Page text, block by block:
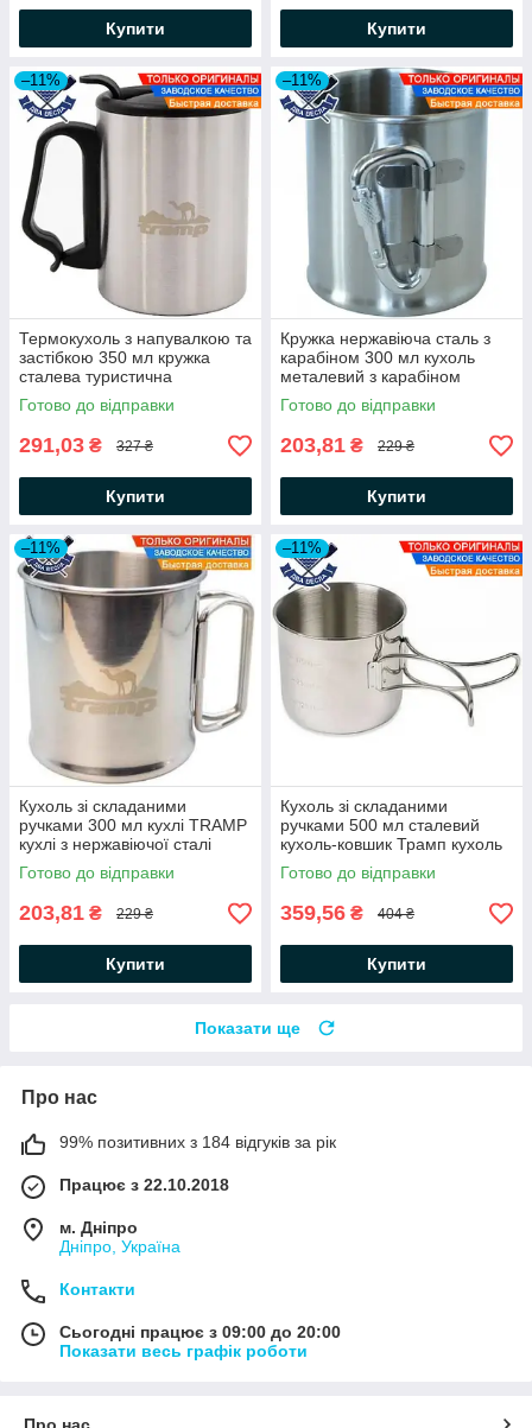
Купити Купити
–11%
Термокухоль з напувалкою та
застібкою 350 мл кружка
сталева туристична
термосклянка похідний
термокухоль зі сталі
нержавіючої
Готово до відправки
291,03 ₴ 327 ₴
Купити
–11%
Кружка нержавіюча сталь з
карабіном 300 мл кухоль
металевий з карабіном
кухоль нержавіюча сталь сіра
Готово до відправки
203,81 ₴ 229 ₴
Купити
–11%
Кухоль зі складаними
ручками 300 мл кухлі TRAMP
кухлі з нержавіючої сталі
кухоль сталевий туристичний
Tramp
Готово до відправки
203,81 ₴ 229 ₴
Купити
–11%
Кухоль зі складаними
ручками 500 мл сталевий
кухоль-ковшик Трамп кухоль
з нержавіючої сталі кухоль
сталевий туристичний Tramp
Готово до відправки
359,56 ₴ 404 ₴
Купити
Показати ще
Про нас
99% позитивних з 184 відгуків за рік
Працює з 22.10.2018
м. Дніпро
Дніпро, Україна
Контакти
Сьогодні працює з 09:00 до 20:00
Показати весь графік роботи